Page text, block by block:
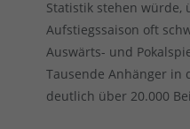
Statistik stehen würde,
Aufstiegssaison oft
Auswärts- und
Tausende Anhänger in
deutlich über 20.000